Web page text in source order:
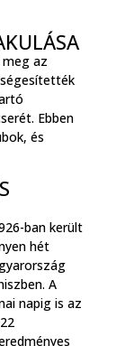
az
Ebben
és
ban került
hét
A
napig is az